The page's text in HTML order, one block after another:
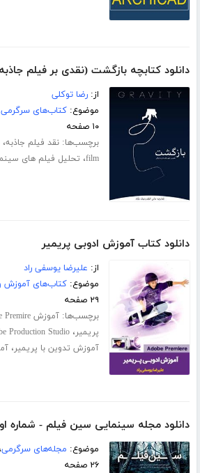
دانلود کتابچه بازگشت (نقدی بر فیلم
از:رضا توکلی
موضوع:کتاب‌های سرگرمی
۱۰ صفحه
برچسب‌ها:نقد فیلم جاذبه،
film، تحلیل فیلم های
دانلود کتاب آموزش ادوبی پریمیر
از: علیرضا یوسفی راد
موضوع:کتاب‌های آموزش و
۲۹ صفحه
برچسب‌ها:آموزش Adobe Premire
پریمیر،Production Studio
آموزش تدوین با پریمیر،
دانلود مجله سینمایی سین فیلم - شماره
موضوع: مجله‌های سرگرمی،
۲۶ صفحه